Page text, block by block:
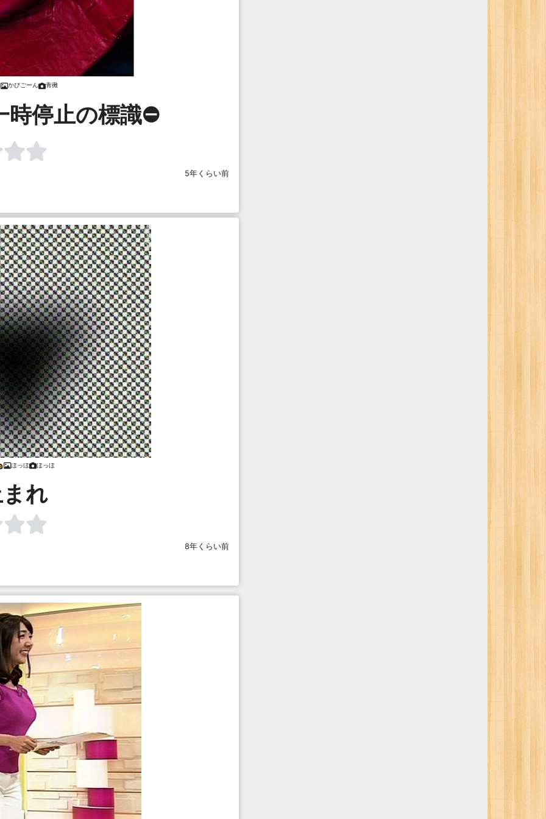
かびごーん 青黴
停止の標識⛔
5年くらい前
ほっほ ほっほ
れ
8年くらい前